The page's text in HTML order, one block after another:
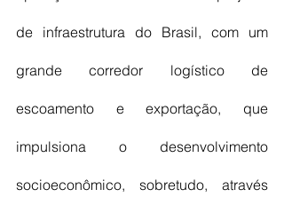
de infraestrutura do Brasil, com um
grande corredor logístico de
escoamento e exportação, que
impulsiona o desenvolvimento
socioeconômico, sobretudo, através